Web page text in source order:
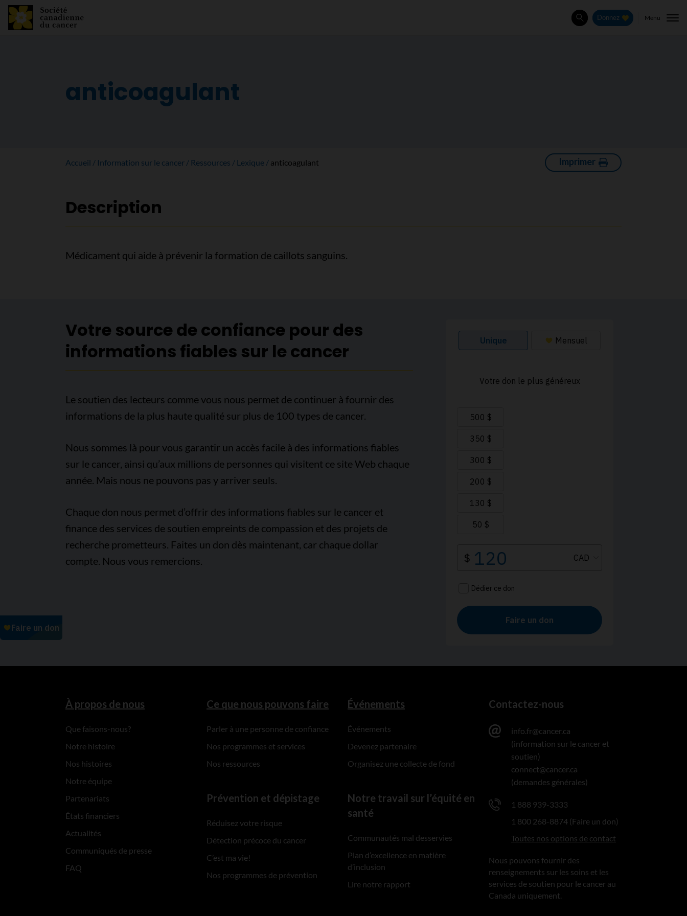
Rechercher
Donnez Menu
anticoagulant
Accueil Information sur le cancer Ressources Lexique anticoagulant Imprimer
Description
Médicament qui aide à prévenir la formation de caillots sanguins.
Votre source de confiance pour des
informations fiables sur le cancer
Le soutien des lecteurs comme vous nous permet de continuer à fournir des
informations de la plus haute qualité sur plus de 100 types de cancer.
Nous sommes là pour vous garantir un accès facile à des informations fiables
sur le cancer, ainsi qu’aux millions de personnes qui visitent ce site Web chaque
année. Mais nous ne pouvons pas y arriver seuls.
Chaque don nous permet d’offrir des informations fiables sur le cancer et
finance des services de soutien empreints de compassion et des projets de
recherche prometteurs. Faites un don dès maintenant, car chaque dollar
compte. Nous vous remercions.
À propos de nous
Que faisons-nous?
Notre histoire
Nos histoires
Notre équipe
Partenariats
États financiers
Actualités
Communiqués de presse
FAQ
Ce que nous pouvons faire
Parler à une personne de confiance
Nos programmes et services
Nos ressources
Prévention et dépistage
Réduisez votre risque
Détection précoce du cancer
C’est ma vie!
Nos programmes de prévention
Événements
Événements
Devenez partenaire
Organisez une collecte de fond
Notre travail sur l’équité en
santé
Communautés mal desservies
Plan d’excellence en matière
d’inclusion
Lire notre rapport
Contactez-nous
info.fr@cancer.ca
(information sur le cancer et
soutien)
connect@cancer.ca
(demandes générales)
1 888 939-3333
1 800 268-8874 (Faire un don)
Toutes nos options de contact
Nous pouvons fournir des
renseignements sur les soins et les
services de soutien pour le cancer au
Canada uniquement.